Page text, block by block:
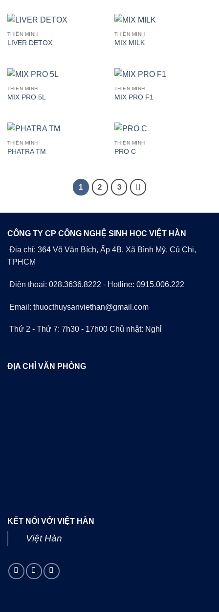
THIÊN MINH
LIVER DETOX
THIÊN MINH
MIX MILK
THIÊN MINH
MIX PRO 5L
THIÊN MINH
MIX PRO F1
THIÊN MINH
PHATRA TM
THIÊN MINH
PRO C
1 2 3
CÔNG TY CP CÔNG NGHỆ SINH HỌC VIỆT HÀN
Địa chỉ: 364 Võ Văn Bích, Ấp 4B, Xã Bình Mỹ, Củ Chi,
TPHCM
Điện thoại: 028.3636.8222 - Hotline: 0915.006.222
Email: thuocthuysanviethan@gmail.com
Thứ 2 - Thứ 7: 7h30 - 17h00 Chủ nhật: Nghỉ
ĐỊA CHỈ VĂN PHÒNG
KẾT NỐI VỚI VIỆT HÀN
Việt Hàn